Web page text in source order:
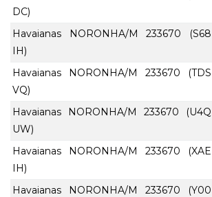
DC)
Havaianas NORONHA/M 233670 (S68
IH)
Havaianas NORONHA/M 233670 (TDS
VQ)
Havaianas NORONHA/M 233670 (U4Q
UW)
Havaianas NORONHA/M 233670 (XAE
IH)
Havaianas NORONHA/M 233670 (Y00